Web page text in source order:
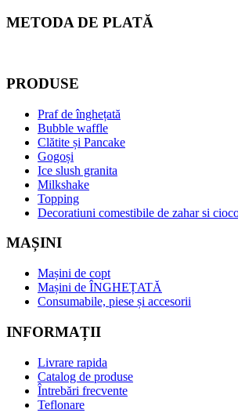
METODA DE PLATĂ
PRODUSE
Praf de înghețată
Bubble waffle
Clătite și Pancake
Gogoși
Ice slush granita
Milkshake
Topping
Decoratiuni comestibile de zahar si
MAȘINI
Mașini de copt
Mașini de ÎNGHEȚATĂ
Consumabile, piese și accesorii
INFORMAȚII
Livrare rapida
Catalog de produse
Întrebări frecvente
Teflonare